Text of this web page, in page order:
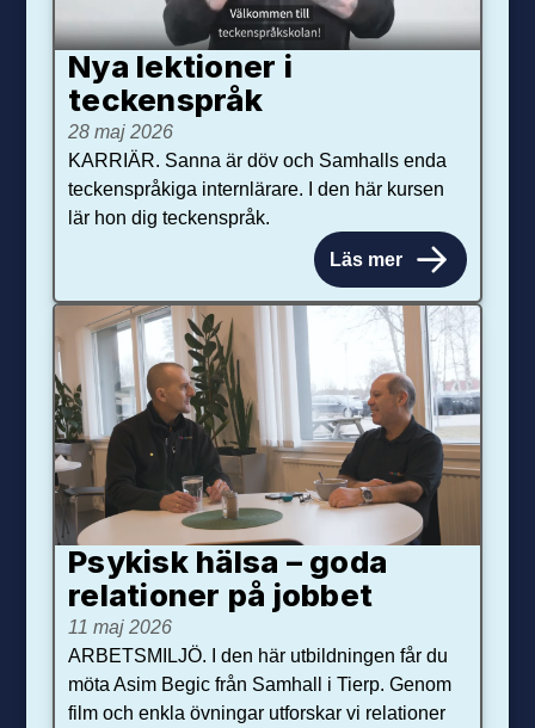
Nya lektioner i
teckenspråk
28 maj 2026
KARRIÄR. Sanna är döv och Samhalls enda
teckenspråkiga internlärare. I den här kursen
lär hon dig teckenspråk.
Läs mer
Psykisk hälsa – goda
relationer på jobbet
11 maj 2026
ARBETSMILJÖ. I den här utbildningen får du
möta Asim Begic från Samhall i Tierp. Genom
film och enkla övningar utforskar vi relationer